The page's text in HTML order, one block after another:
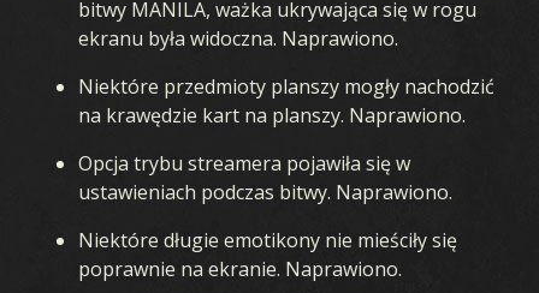
bitwy MANILA, ważka ukrywająca się w rogu
ekranu była widoczna. Naprawiono.
Niektóre przedmioty planszy mogły nachodzić
na krawędzie kart na planszy. Naprawiono.
Opcja trybu streamera pojawiła się w
ustawieniach podczas bitwy. Naprawiono.
Niektóre długie emotikony nie mieściły się
poprawnie na ekranie. Naprawiono.